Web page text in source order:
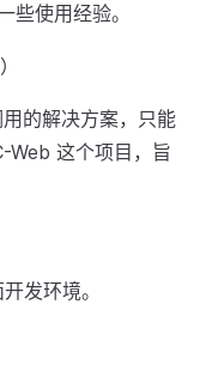
使用经验。
的解决方案，只能
Web 这个项目，旨
发环境。